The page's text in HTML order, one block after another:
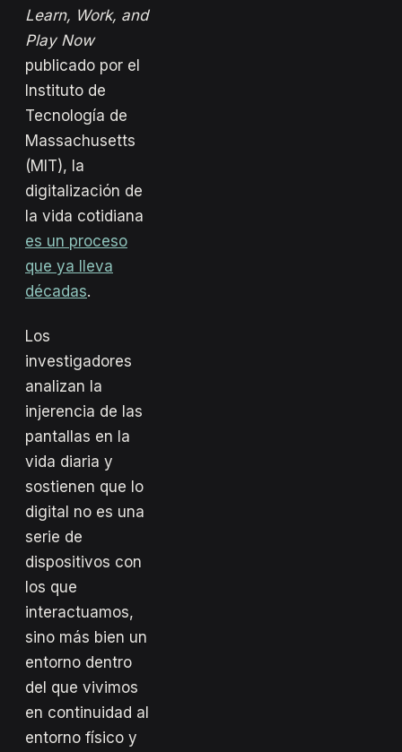
Learn, Work, and
Play Now
publicado por el
Instituto de
Tecnología de
Massachusetts
(MIT), la
digitalización de
la vida cotidiana
es un proceso
que ya lleva
décadas.
Los
investigadores
analizan la
injerencia de las
pantallas en la
vida diaria y
sostienen que lo
digital no es una
serie de
dispositivos con
los que
interactuamos,
sino más bien un
entorno dentro
del que vivimos
en continuidad al
entorno físico y